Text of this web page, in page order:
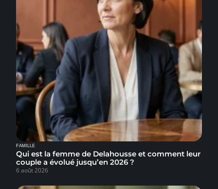
FAMILLE
Qui est la femme de Delahousse et comment leur
couple a évolué jusqu’en 2026 ?
6 août 2026